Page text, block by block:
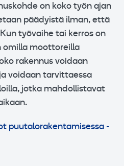
on koko työn ajan
päädyistä ilman, että
työvaihe tai kerros on
omilla moottoreilla
rakennus voidaan
voidaan tarvittaessa
jotka mahdollistavat
puutalorakentamisessa -